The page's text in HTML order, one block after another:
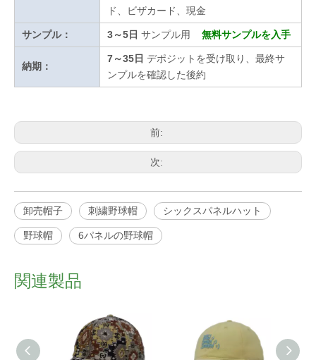
ド、ビザカード、現金
サンプル： 3～5日 サンプル用 無料サンプルを入手
納期：
7～35日 デポジットを受け取り、最終サ
ンプルを確認した後約
前:
次:
卸売帽子 刺繍野球帽 シックスパネルハット
野球帽 6パネルの野球帽
関連製品